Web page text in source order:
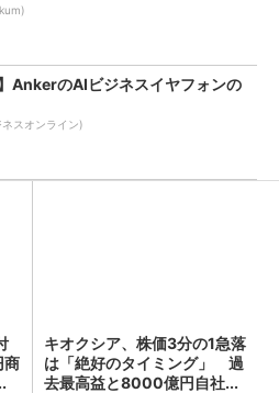
AnkerのAIビジネスイヤフォンの
スオンライン)
商
キオクシア、株価3分の1急落
は「絶好のタイミング」 過
去最高益と8000億円自社...